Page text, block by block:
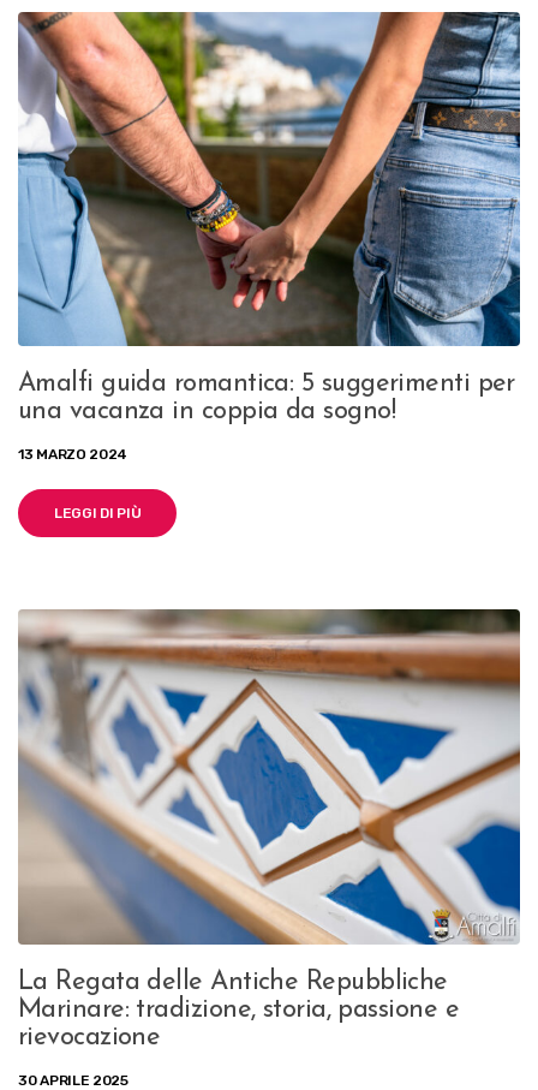
Amalfi guida romantica: 5 suggerimenti per
una vacanza in coppia da sogno!
13 MARZO 2024
LEGGI DI PIÙ
La Regata delle Antiche Repubbliche
Marinare: tradizione, storia, passione e
rievocazione
30 APRILE 2025